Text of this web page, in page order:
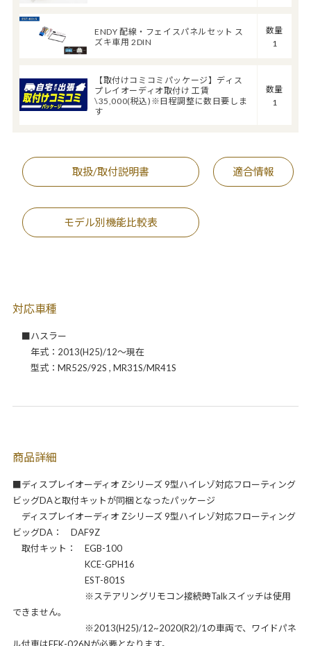
ENDY 配線・フェイスパネルセット ス
ズキ車用 2DIN
数量
1
【取付けコミコミパッケージ】ディス
プレイオーディオ取付け 工賃
\35,000(税込)※日程調整に数日要しま
す
数量
1
取扱/取付説明書 適合情報
モデル別機能比較表
対応車種
■ハスラー
年式：2013(H25)/12～現在
型式：MR52S/92S , MR31S/MR41S
商品詳細
■ディスプレイオーディオ Zシリーズ 9型ハイレゾ対応フローティング
ビッグDAと取付キットが同梱となったパッケージ
ディスプレイオーディオ Zシリーズ 9型ハイレゾ対応フローティング
ビッグDA： DAF9Z
取付キット： EGB-100
KCE-GPH16
EST-801S
※ステアリングリモコン接続時Talkスイッチは使用
できません。
※2013(H25)/12~2020(R2)/1の車両で、ワイドパネ